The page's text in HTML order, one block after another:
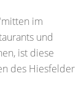
im
und
ist diese
des Hiesfelder